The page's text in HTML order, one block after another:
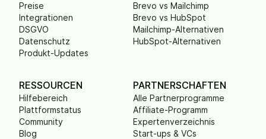
Preise
Integrationen
DSGVO
Datenschutz
Produkt-Updates
Brevo vs Mailchimp
Brevo vs HubSpot
Mailchimp-Alternativen
HubSpot-Alternativen
RESSOURCEN
Hilfebereich
Plattformstatus
Community
Blog
PARTNERSCHAFTEN
Alle Partnerprogramme
Affiliate-Programm
Expertenverzeichnis
Start-ups & VCs